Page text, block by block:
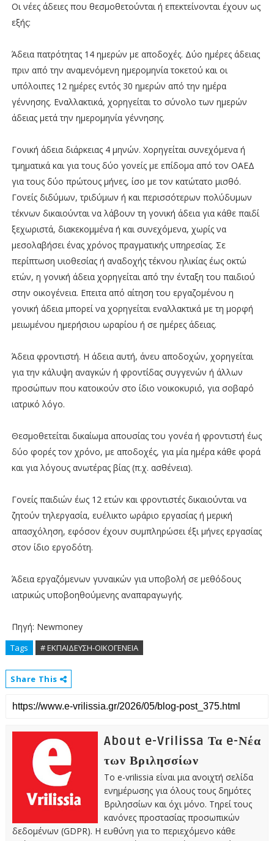
Οι νέες άδειες που θεσμοθετούνται ή επεκτείνονται έχουν ως
εξής:
Άδεια πατρότητας 14 ημερών με αποδοχές. Δύο ημέρες άδειας
πριν από την αναμενόμενη ημερομηνία τοκετού και οι
υπόλοιπες 12 ημέρες εντός 30 ημερών από την ημέρα
γέννησης. Εναλλακτικά, χορηγείται το σύνολο των ημερών
άδειας μετά την ημερομηνία γέννησης.
Γονική άδεια διάρκειας 4 μηνών. Χορηγείται συνεχόμενα ή
τμηματικά και για τους δύο γονείς με επίδομα από τον ΟΑΕΔ
για τους δύο πρώτους μήνες, ίσο με τον κατώτατο μισθό.
Γονείς διδύμων, τριδύμων ή και περισσότερων πολύδυμων
τέκνων δικαιούνται να λάβουν τη γονική άδεια για κάθε παιδί
ξεχωριστά, διακεκομμένα ή και συνεχόμενα, χωρίς να
μεσολαβήσει ένας χρόνος πραγματικής υπηρεσίας. Σε
περίπτωση υιοθεσίας ή αναδοχής τέκνου ηλικίας έως οκτώ
ετών, η γονική άδεια χορηγείται από την ένταξη του παιδιού
στην οικογένεια. Επειτα από αίτηση του εργαζομένου η
γονική άδεια μπορεί να χορηγείται εναλλακτικά με τη μορφή
μειωμένου ημερήσιου ωραρίου ή σε ημέρες άδειας.
Άδεια φροντιστή. Η άδεια αυτή, άνευ αποδοχών, χορηγείται
για την κάλυψη αναγκών ή φροντίδας συγγενών ή άλλων
προσώπων που κατοικούν στο ίδιο νοικοκυριό, για σοβαρό
ιατρικό λόγο.
Θεσμοθετείται δικαίωμα απουσίας του γονέα ή φροντιστή έως
δύο φορές τον χρόνο, με αποδοχές, για μία ημέρα κάθε φορά
και για λόγους ανωτέρας βίας (π.χ. ασθένεια).
Γονείς παιδιών έως 12 ετών και φροντιστές δικαιούνται να
ζητούν τηλεργασία, ευέλικτο ωράριο εργασίας ή μερική
απασχόληση, εφόσον έχουν συμπληρώσει έξι μήνες εργασίας
στον ίδιο εργοδότη.
Άδεια εργαζόμενων γυναικών για υποβολή σε μεθόδους
ιατρικώς υποβοηθούμενης αναπαραγωγής.
Πηγή: Newmoney
Tags # ΕΚΠΑΙΔΕΥΣΗ-ΟΙΚΟΓΕΝΕΙΑ
Share This
About e-Vrilissa Τα e-Νέα
των Βριλησσίων
Το e-vrilissia είναι μια ανοιχτή σελίδα
ενημέρωσης για όλους τους δημότες
Βριλησσίων και όχι μόνο. Τηρεί τους
κανόνες προστασίας προσωπικών
δεδομένων (GDPR). Η ευθύνη για το περιεχόμενο κάθε